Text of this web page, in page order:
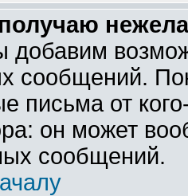
сообщений.
письма от
он может
сообщений.